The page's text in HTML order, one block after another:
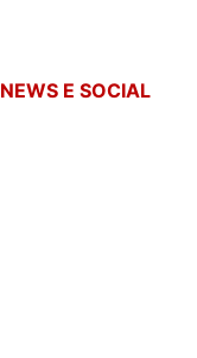
NEWS E SOCIAL